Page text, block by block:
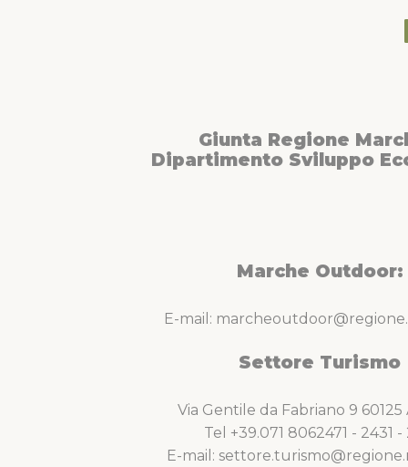
Giunta Regione
Dipartimento Sviluppo
Marche Outdoor:
E-mail:
Settore Turismo
Via Gentile da Fabriano 9
Tel +39.071 8062471 - 2431 -
E-mail: